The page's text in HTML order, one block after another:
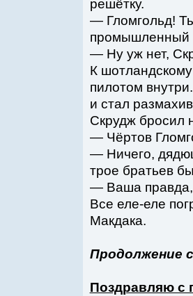
решётку.
— Гломгольд!
промышленный
— Ну уж нет,
К
пилотом
и стал
Скрудж бросил
— Чёртов
— Ничего,
трое братьев
— Ваша
Все еле-еле
Макдака.
Продолжение
Поздравляю с